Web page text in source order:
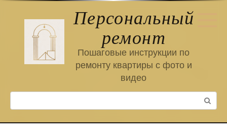
Персональный
ремонт
Пошаговые инструкции по
ремонту квартиры с фото и
видео
Поиск: